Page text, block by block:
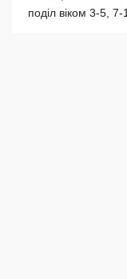
поділ віком 3-5, 7-